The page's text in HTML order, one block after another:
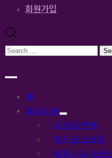
회원가입
홈
회사소개
소개 및 연혁
작가 및 스태프
파트너 및 스폰서